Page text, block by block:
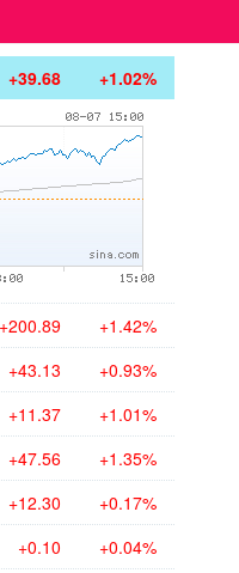
+39.68 +1.02%
+200.89 +1.42%
+43.13 +0.93%
+11.37 +1.01%
+47.56 +1.35%
+12.30 +0.17%
+0.10 +0.04%